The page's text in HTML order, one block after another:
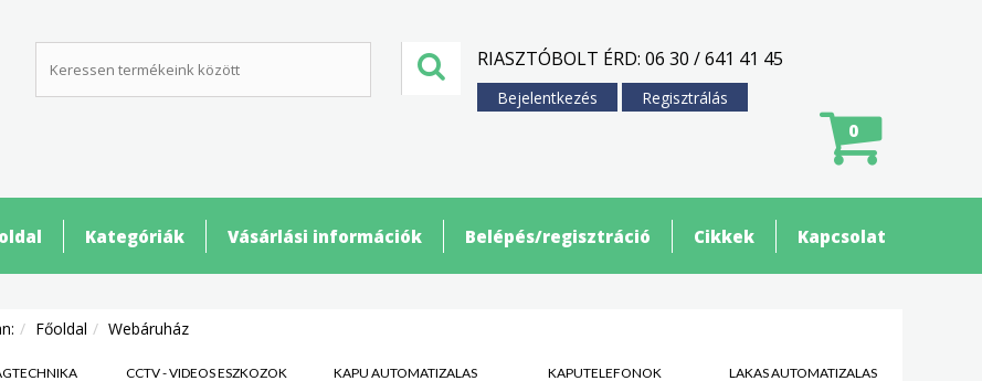
RIASZTÓBOLT ÉRD: 06 30 / 641 41 45
Bejelentkezés Regisztrálás
0
Kategóriák Vásárlási információk Belépés/regisztráció Cikkek Kapcsolat
Főoldal Webáruház
CCTV - VIDEÓS ESZKÖZÖK KAPU AUTOMATIZÁLÁS KAPUTELEFONOK LAKÁS AUTOMATIZÁLÁS